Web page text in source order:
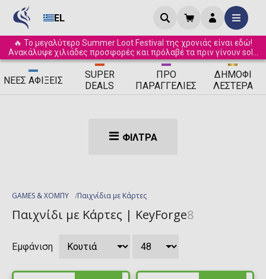
EL
🔥 Το μεγαλύτερο Summer Loot Festival της χρονιάς είναι εδώ!
Ανακάλυψε χιλιάδες προσφορές και πρόλαβέ τα πριν γίνουν sold
out! ☀️
ΝΈΕΣ ΑΦΊΞΕΙΣ
SUPER
DEALS
ΠΡΟ
ΠΑΡΑΓΓΕΛΊΕΣ
ΔΗΜΟΦΙ
ΛΈΣΤΕΡΑ
ΦΊΛΤΡΑ
GAMES & ΧΟΜΠΥ Παιχνίδια με Κάρτες
Παιχνίδι με Κάρτες | KeyForge8
Εμφάνιση